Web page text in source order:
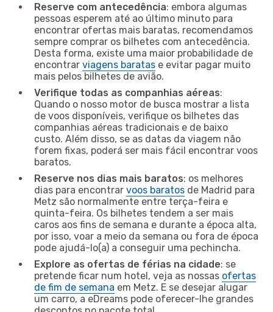
Reserve com antecedência: embora algumas
pessoas esperem até ao último minuto para
encontrar ofertas mais baratas, recomendamos
sempre comprar os bilhetes com antecedência.
Desta forma, existe uma maior probabilidade de
encontrar viagens baratas e evitar pagar muito
mais pelos bilhetes de avião.
Verifique todas as companhias aéreas:
Quando o nosso motor de busca mostrar a lista
de voos disponíveis, verifique os bilhetes das
companhias aéreas tradicionais e de baixo
custo. Além disso, se as datas da viagem não
forem fixas, poderá ser mais fácil encontrar voos
baratos.
Reserve nos dias mais baratos: os melhores
dias para encontrar voos baratos de Madrid para
Metz são normalmente entre terça-feira e
quinta-feira. Os bilhetes tendem a ser mais
caros aos fins de semana e durante a época alta,
por isso, voar a meio da semana ou fora de época
pode ajudá-lo(a) a conseguir uma pechincha.
Explore as ofertas de férias na cidade: se
pretende ficar num hotel, veja as nossas ofertas
de fim de semana em Metz. E se desejar alugar
um carro, a eDreams pode oferecer-lhe grandes